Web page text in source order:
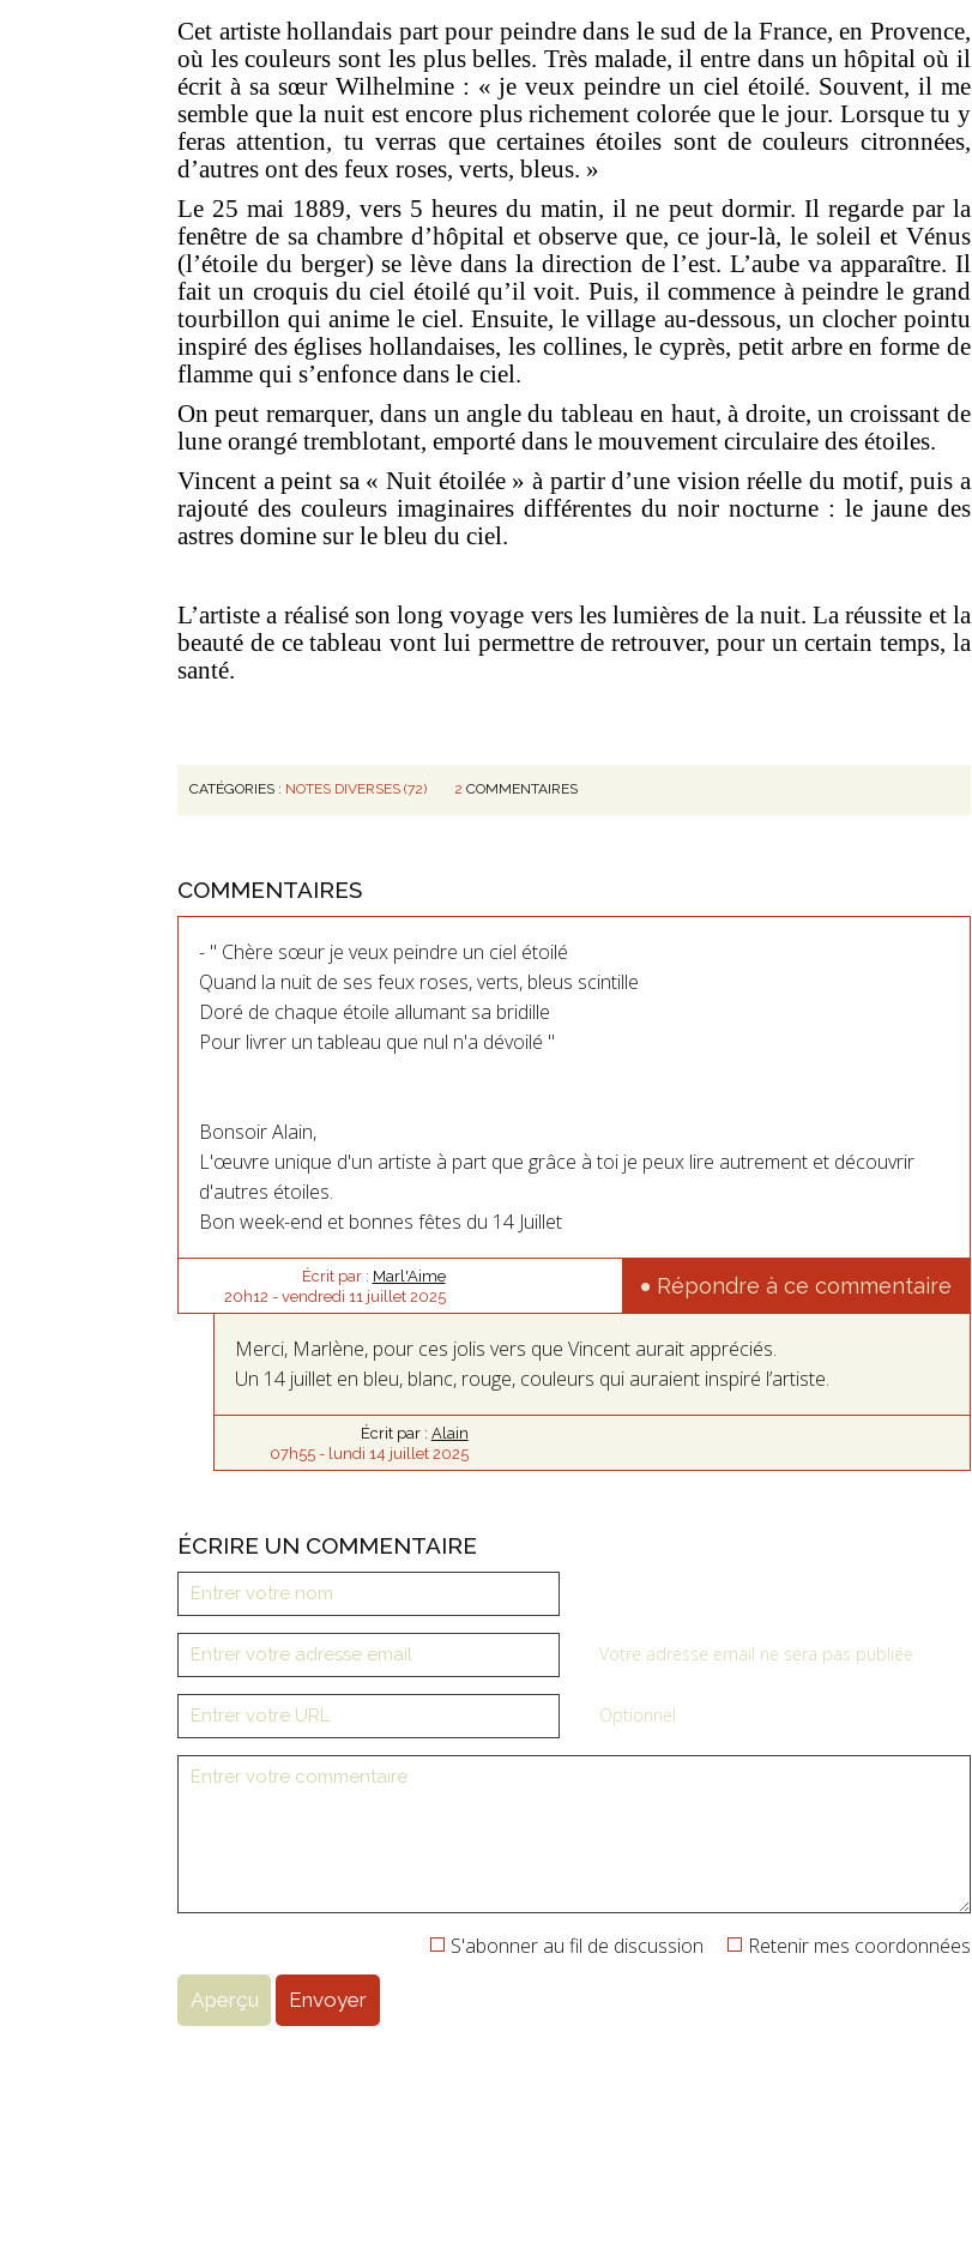
Cet artiste hollandais part pour peindre dans le sud de la France, en Provence,
où les couleurs sont les plus belles. Très malade, il entre dans un hôpital où il
écrit à sa sœur Wilhelmine : « je veux peindre un ciel étoilé. Souvent, il me
semble que la nuit est encore plus richement colorée que le jour. Lorsque tu y
feras attention, tu verras que certaines étoiles sont de couleurs citronnées,
d’autres ont des feux roses, verts, bleus. »
Le 25 mai 1889, vers 5 heures du matin, il ne peut dormir. Il regarde par la
fenêtre de sa chambre d’hôpital et observe que, ce jour-là, le soleil et Vénus
(l’étoile du berger) se lève dans la direction de l’est. L’aube va apparaître. Il
fait un croquis du ciel étoilé qu’il voit. Puis, il commence à peindre le grand
tourbillon qui anime le ciel. Ensuite, le village au-dessous, un clocher pointu
inspiré des églises hollandaises, les collines, le cyprès, petit arbre en forme de
flamme qui s’enfonce dans le ciel.
On peut remarquer, dans un angle du tableau en haut, à droite, un croissant de
lune orangé tremblotant, emporté dans le mouvement circulaire des étoiles.
Vincent a peint sa « Nuit étoilée » à partir d’une vision réelle du motif, puis a
rajouté des couleurs imaginaires différentes du noir nocturne : le jaune des
astres domine sur le bleu du ciel.
L’artiste a réalisé son long voyage vers les lumières de la nuit. La réussite et la
beauté de ce tableau vont lui permettre de retrouver, pour un certain temps, la
santé.
CATÉGORIES : NOTES DIVERSES (72) 2 COMMENTAIRES
COMMENTAIRES
- " Chère sœur je veux peindre un ciel étoilé
Quand la nuit de ses feux roses, verts, bleus scintille
Doré de chaque étoile allumant sa bridille
Pour livrer un tableau que nul n'a dévoilé "
Bonsoir Alain,
L'œuvre unique d'un artiste à part que grâce à toi je peux lire autrement et découvrir
d'autres étoiles.
Bon week-end et bonnes fêtes du 14 Juillet
Écrit par : Marl'Aime
20h12 - vendredi 11 juillet 2025 Répondre à ce commentaire
Merci, Marlène, pour ces jolis vers que Vincent aurait appréciés.
Un 14 juillet en bleu, blanc, rouge, couleurs qui auraient inspiré l’artiste.
Écrit par : Alain
07h55- lundi 14 juillet 2025
ÉCRIRE UN COMMENTAIRE
Votre adresse email ne sera pas publiée
Optionnel
Retenir mes coordonnées
S'abonner au fil de discussion